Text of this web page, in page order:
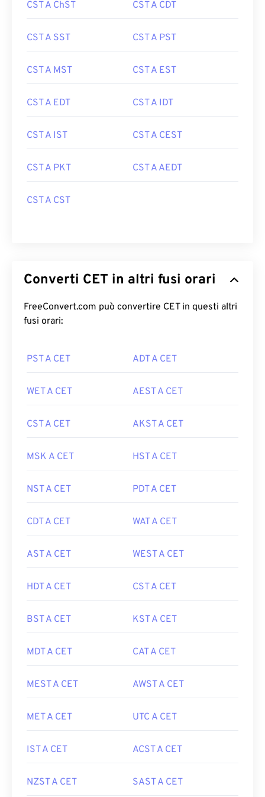
CST A ChST CST A CDT
CST A SST CST A PST
CST A MST CST A EST
CST A EDT CST A IDT
CST A IST CST A CEST
CST A PKT CST A AEDT
CST A CST
Converti CET in altri fusi orari
FreeConvert.com può convertire CET in questi altri
fusi orari:
PST A CET ADT A CET
WET A CET AEST A CET
CST A CET AKST A CET
MSK A CET HST A CET
NST A CET PDT A CET
CDT A CET WAT A CET
AST A CET WEST A CET
HDT A CET CST A CET
BST A CET KST A CET
MDT A CET CAT A CET
MEST A CET AWST A CET
MET A CET UTC A CET
IST A CET ACST A CET
NZST A CET SAST A CET